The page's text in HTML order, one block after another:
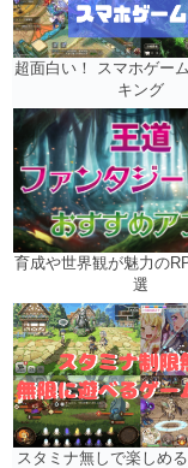
超面白い！ スマホゲー
キング
育成や世界観が魅力の
選
スタミナ無しで楽しめ